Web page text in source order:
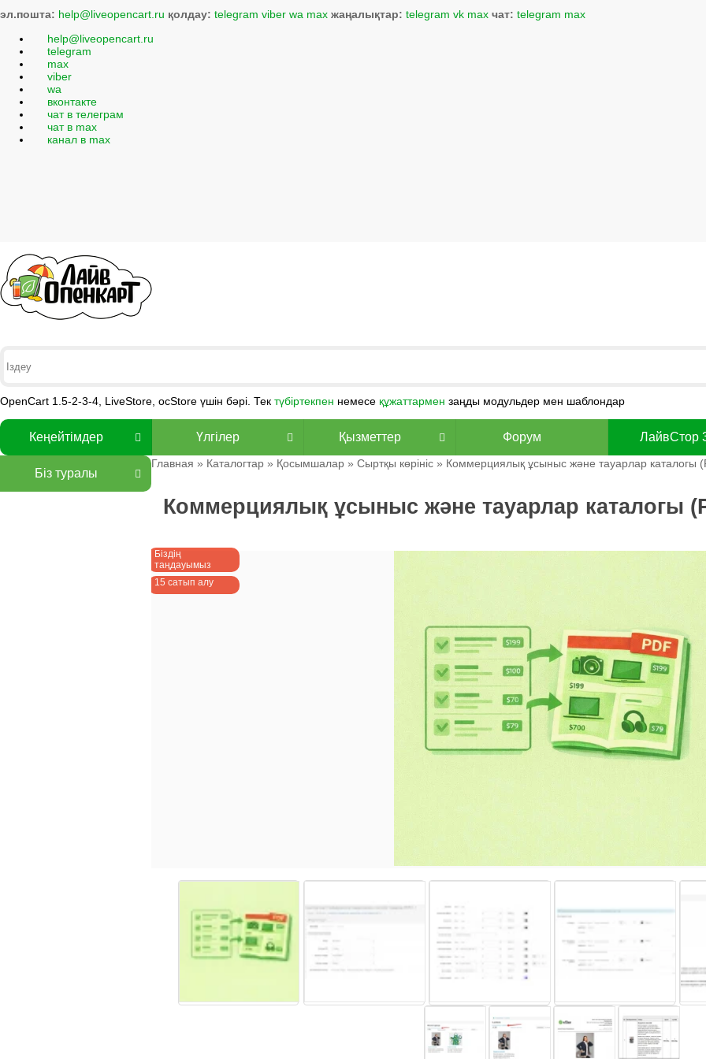
эл.пошта: help@liveopencart.ru қолдау: telegram viber wa max жаңалықтар: telegram vk max чат: telegram max
help@liveopencart.ru
telegram
max
viber
wa
вконтакте
чат в телеграм
чат в max
канал в max
OpenCart 1.5-2-3-4, LiveStore, ocStore үшін бәрі. Тек түбіртекпен немесе құжаттармен заңды модульдер мен шаблондар
Кеңейтімдер Үлгілер Қызметтер Форум ЛайвСтор
Біз туралы
Главная » Каталогтар» Қосымшалар» Сыртқы көрініс» Коммерциялық ұсыныс және тауарлар каталогы
Коммерциялық ұсыныс және тауарлар каталогы
Біздің
таңдауымыз
15 сатып алу